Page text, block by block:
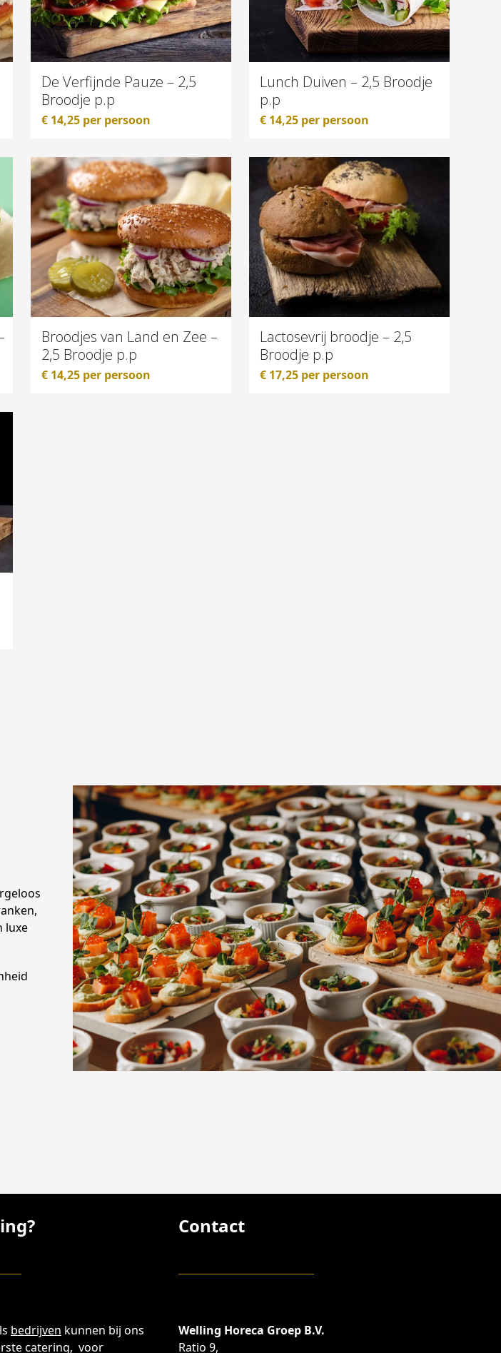
De Verfijnde Pauze – 2,5
Broodje p.p
€ 14,25 per persoon
Lunch Duiven – 2,5 Broodje
p.p
€ 14,25 per persoon
Broodjes van Land en Zee –
2,5 Broodje p.p
€ 14,25 per persoon
Lactosevrij broodje – 2,5
Broodje p.p
€ 17,25 per persoon
luxe
bedrijven kunnen bij ons
catering, voor
Contact
Welling Horeca Groep B.V.
Ratio 9,